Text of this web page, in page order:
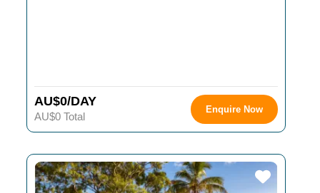
AU$0/DAY
AU$0 Total
Enquire Now